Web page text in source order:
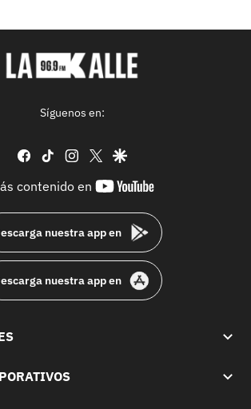
Síguenos en:
facebook
tiktok instagram
twittergoogle
contenido en
youtube-
nuestra app en
nuestra app en